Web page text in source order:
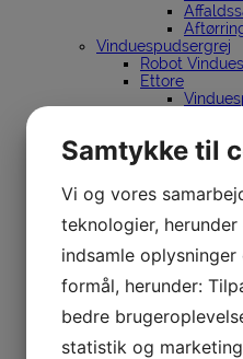
Vinduespudsergrej
Robot
Ettore
Lewi
Skafter
Holdere
InDoor
Sörbo
Holdere
Samtykke til
Vi og vores
teknologier,
indsamle
formål, herunder:
bedre
statistik og